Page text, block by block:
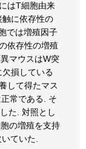
はT細胞由来
に依存性の
では増殖因子
依存性の増殖
マウスはW突
損している
して得たマス
常である. そ
た. 対照とし
の増殖を支持
ていた.